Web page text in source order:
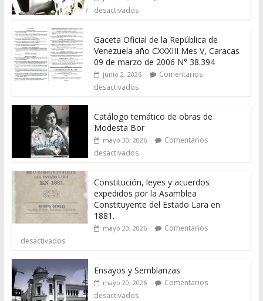
desactivados
Gaceta Oficial de la República de
Venezuela año CXXXIII Mes V, Caracas
09 de marzo de 2006 N° 38.394
junio 2, 2026
Comentarios
desactivados
Catálogo temático de obras de
Modesta Bor
mayo 30, 2026
Comentarios
desactivados
Constitución, leyes y acuerdos
expedidos por la Asamblea
Constituyente del Estado Lara en
1881.
mayo 20, 2026
Comentarios
desactivados
Ensayos y Semblanzas
mayo 20, 2026
Comentarios
desactivados